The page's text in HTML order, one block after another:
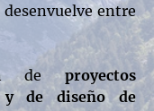
entre
de proyectos
y de diseño de